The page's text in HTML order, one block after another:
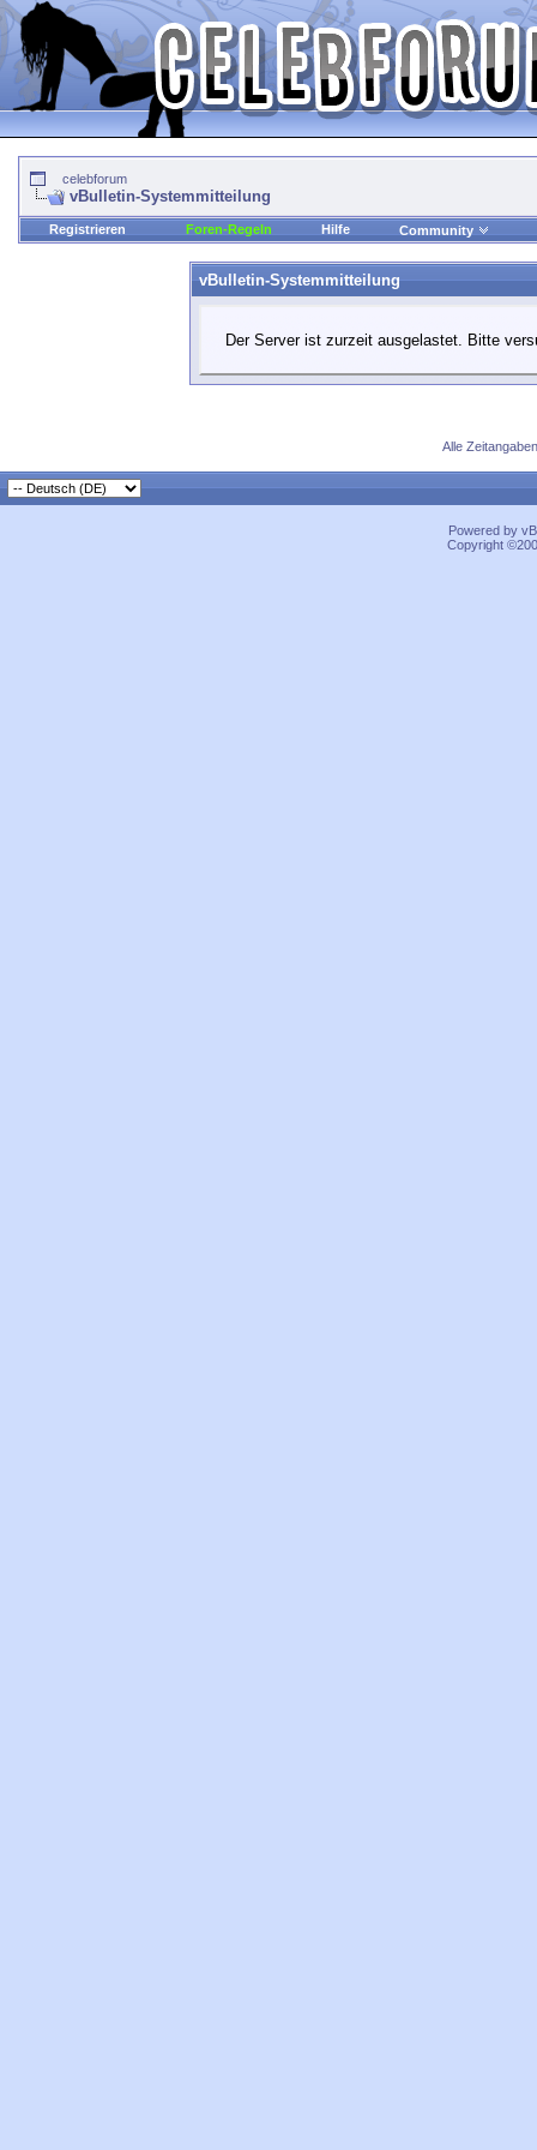
celebforum
vBulletin-Systemmitteilung
Registrieren Foren-Regeln Hilfe Community
vBulletin-Systemmitteilung
Der Server ist zurzeit ausgelastet. Bitte
Alle
Powered by
Copyright